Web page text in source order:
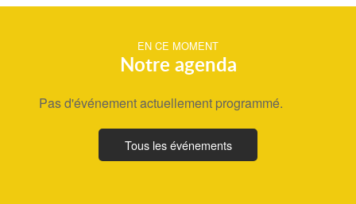
EN CE MOMENT
Notre agenda
Pas d'événement actuellement programmé.
Tous les événements